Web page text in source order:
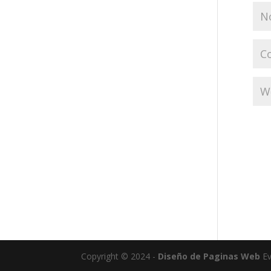
Copyright © 2024 - Diseño de Paginas Web